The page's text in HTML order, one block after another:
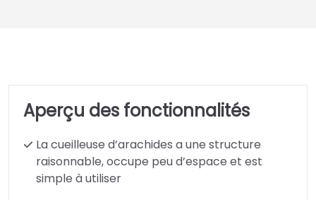
Aperçu des fonctionnalités
La cueilleuse d’arachides a une structure
raisonnable, occupe peu d’espace et est
simple à utiliser